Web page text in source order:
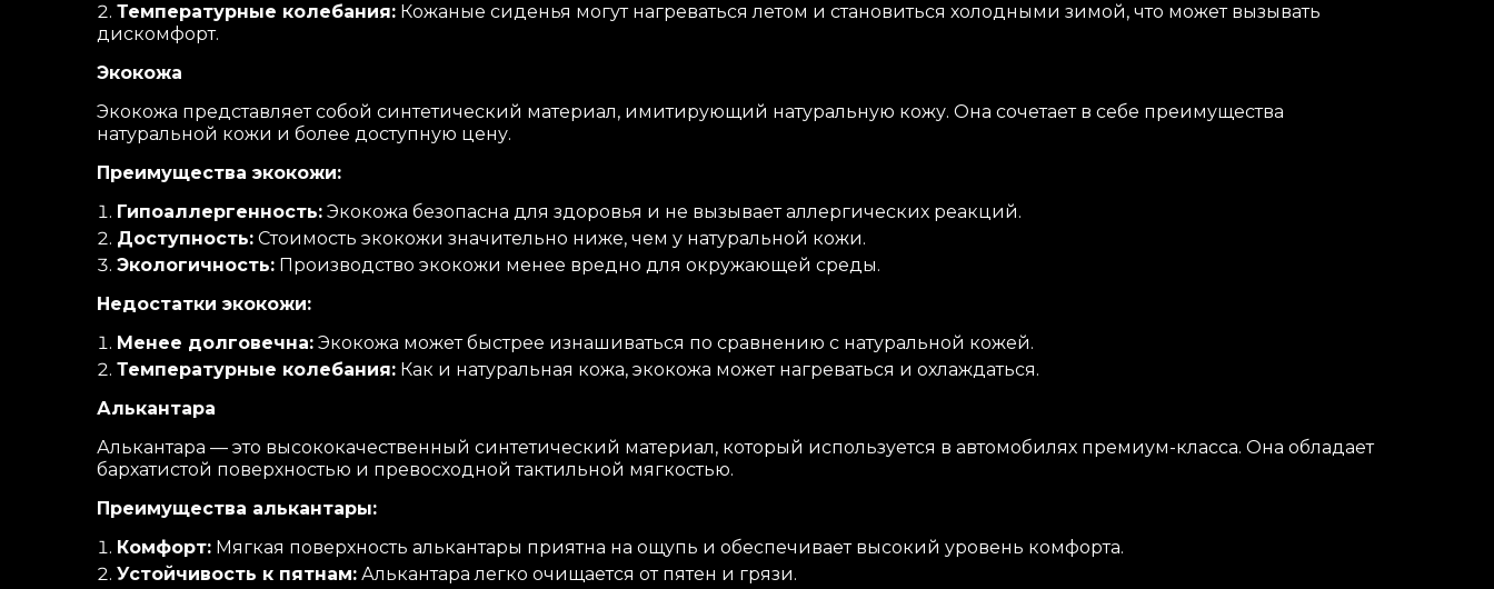
Температурные колебания: Кожаные сиденья могут нагреваться летом и становиться холодными зимой, что может вызывать
дискомфорт.
Экокожа
Экокожа представляет собой синтетический материал, имитирующий натуральную кожу. Она сочетает в себе преимущества
натуральной кожи и более доступную цену.
Преимущества экокожи:
Гипоаллергенность: Экокожа безопасна для здоровья и не вызывает аллергических реакций.
Доступность: Стоимость экокожи значительно ниже, чем у натуральной кожи.
Экологичность: Производство экокожи менее вредно для окружающей среды.
Недостатки экокожи:
Менее долговечна: Экокожа может быстрее изнашиваться по сравнению с натуральной кожей.
Температурные колебания: Как и натуральная кожа, экокожа может нагреваться и охлаждаться.
Алькантара
Алькантара — это высококачественный синтетический материал, который используется в автомобилях премиум-класса. Она обладает
бархатистой поверхностью и превосходной тактильной мягкостью.
Преимущества алькантары:
Комфорт: Мягкая поверхность алькантары приятна на ощупь и обеспечивает высокий уровень комфорта.
Устойчивость к пятнам: Алькантара легко очищается от пятен и грязи.